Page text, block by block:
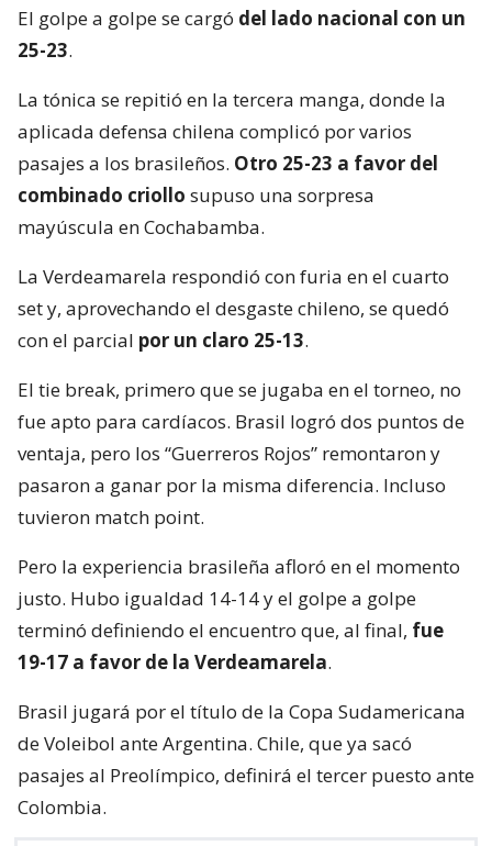
El golpe a golpe se cargó del lado nacional con un
25-23.
La tónica se repitió en la tercera manga, donde la
aplicada defensa chilena complicó por varios
pasajes a los brasileños. Otro 25-23 a favor del
combinado criollo supuso una sorpresa
mayúscula en Cochabamba.
La Verdeamarela respondió con furia en el cuarto
set y, aprovechando el desgaste chileno, se quedó
con el parcial por un claro 25-13.
El tie break, primero que se jugaba en el torneo, no
fue apto para cardíacos. Brasil logró dos puntos de
ventaja, pero los “Guerreros Rojos” remontaron y
pasaron a ganar por la misma diferencia. Incluso
tuvieron match point.
Pero la experiencia brasileña afloró en el momento
justo. Hubo igualdad 14-14 y el golpe a golpe
terminó definiendo el encuentro que, al final, fue
19-17 a favor de la Verdeamarela.
Brasil jugará por el título de la Copa Sudamericana
de Voleibol ante Argentina. Chile, que ya sacó
pasajes al Preolímpico, definirá el tercer puesto ante
Colombia.